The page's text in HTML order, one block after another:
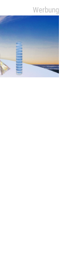
Werbung